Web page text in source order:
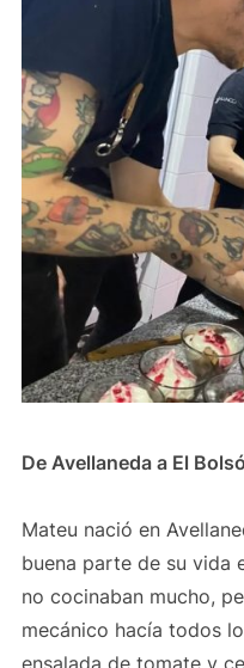
De Avellaneda a El
Mateu nació en
buena parte de su vida
no cocinaban mucho,
mecánico hacía todos